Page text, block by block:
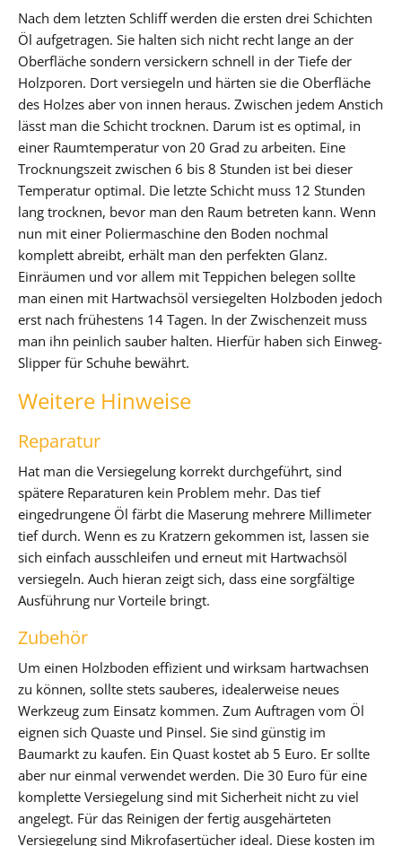
Nach dem letzten Schliff werden die ersten drei Schichten
Öl aufgetragen. Sie halten sich nicht recht lange an der
Oberfläche sondern versickern schnell in der Tiefe der
Holzporen. Dort versiegeln und härten sie die Oberfläche
des Holzes aber von innen heraus. Zwischen jedem Anstich
lässt man die Schicht trocknen. Darum ist es optimal, in
einer Raumtemperatur von 20 Grad zu arbeiten. Eine
Trocknungszeit zwischen 6 bis 8 Stunden ist bei dieser
Temperatur optimal. Die letzte Schicht muss 12 Stunden
lang trocknen, bevor man den Raum betreten kann. Wenn
nun mit einer Poliermaschine den Boden nochmal
komplett abreibt, erhält man den perfekten Glanz.
Einräumen und vor allem mit Teppichen belegen sollte
man einen mit Hartwachsöl versiegelten Holzboden jedoch
erst nach frühestens 14 Tagen. In der Zwischenzeit muss
man ihn peinlich sauber halten. Hierfür haben sich Einweg-
Slipper für Schuhe bewährt.
Weitere Hinweise
Reparatur
Hat man die Versiegelung korrekt durchgeführt, sind
spätere Reparaturen kein Problem mehr. Das tief
eingedrungene Öl färbt die Maserung mehrere Millimeter
tief durch. Wenn es zu Kratzern gekommen ist, lassen sie
sich einfach ausschleifen und erneut mit Hartwachsöl
versiegeln. Auch hieran zeigt sich, dass eine sorgfältige
Ausführung nur Vorteile bringt.
Zubehör
Um einen Holzboden effizient und wirksam hartwachsen
zu können, sollte stets sauberes, idealerweise neues
Werkzeug zum Einsatz kommen. Zum Auftragen vom Öl
eignen sich Quaste und Pinsel. Sie sind günstig im
Baumarkt zu kaufen. Ein Quast kostet ab 5 Euro. Er sollte
aber nur einmal verwendet werden. Die 30 Euro für eine
komplette Versiegelung sind mit Sicherheit nicht zu viel
angelegt. Für das Reinigen der fertig ausgehärteten
Versiegelung sind Mikrofasertücher ideal. Diese kosten im